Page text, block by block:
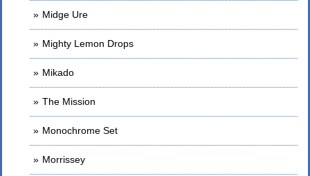
Midge Ure
Mighty Lemon Drops
Mikado
The Mission
Monochrome Set
Morrissey